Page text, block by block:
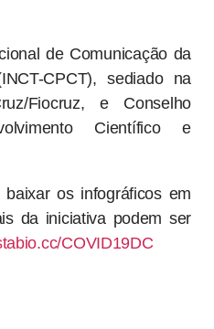
de Comunicação da
CPCT), sediado na
Fiocruz, e Conselho
Científico e
os infográficos em
da iniciativa podem ser
COVID19DC